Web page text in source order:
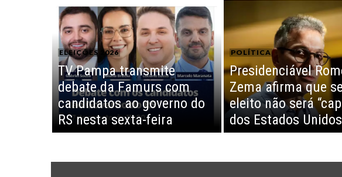
ELEIÇÕES 2026
TV Pampa transmite
debate da Famurs com
candidatos ao governo do
RS nesta sexta-feira
POLÍTICA
Presidenciável
Zema afirma que
eleito não será
dos Estados